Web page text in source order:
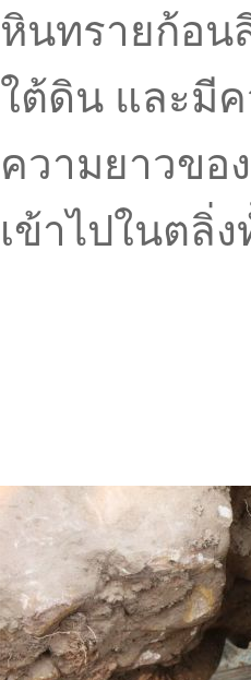
หินทรายก้อน
ใต้ดิน และมี
ความยาวขอ
เข้าไปในตลิ่